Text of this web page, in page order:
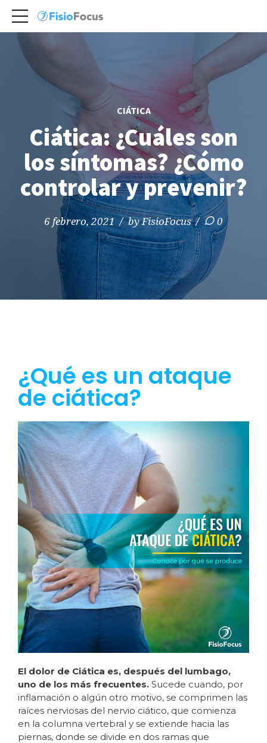
CIÁTICA
Ciática: ¿Cuáles son
los síntomas? ¿Cómo
controlar y prevenir?
6 febrero, 2021 by FisioFocus 0
¿Qué es un ataque
de ciática?
El dolor de Ciática es, después del lumbago,
uno de los más frecuentes. Sucede cuando, por
inflamación o algún otro motivo, se comprimen las
raíces nerviosas del nervio ciático, que comienza
en la columna vertebral y se extiende hacia las
piernas, donde se divide en dos ramas que